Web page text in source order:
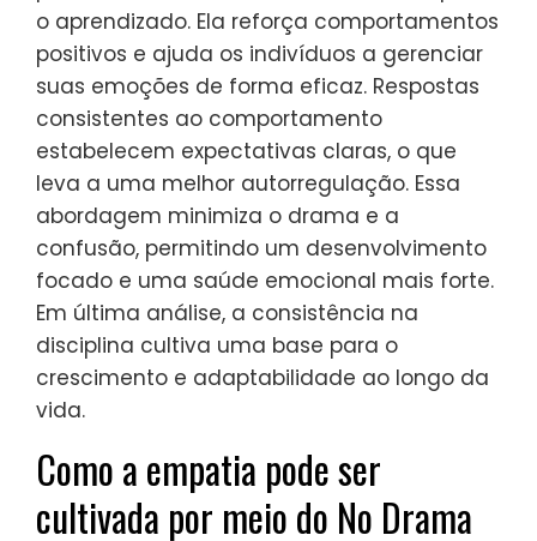
Qual é a importância da
consistência na disciplina?
A consistência na disciplina promove a
resiliência emocional e o crescimento
pessoal ao criar um ambiente estável para
o aprendizado. Ela reforça comportamentos
positivos e ajuda os indivíduos a gerenciar
suas emoções de forma eficaz. Respostas
consistentes ao comportamento
estabelecem expectativas claras, o que
leva a uma melhor autorregulação. Essa
abordagem minimiza o drama e a
confusão, permitindo um desenvolvimento
focado e uma saúde emocional mais forte.
Em última análise, a consistência na